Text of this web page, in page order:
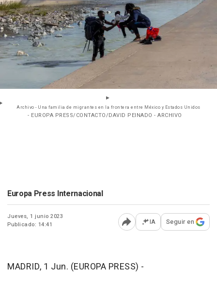
Archivo - Una familia de migrantes en la frontera entre México y Estados Unidos
- EUROPA PRESS/CONTACTO/DAVID PEINADO - ARCHIVO
Europa Press Internacional
Jueves, 1 junio 2023
Publicado: 14:41
Abrir opciones para
IA Seguir en
MADRID, 1 Jun. (EUROPA PRESS) -